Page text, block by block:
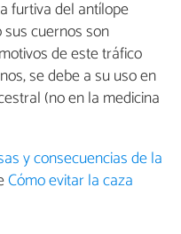
furtiva del antílope
cuernos son
de este tráfico
se debe a su uso en
(no en la medicina
y consecuencias de la
Cómo evitar la caza